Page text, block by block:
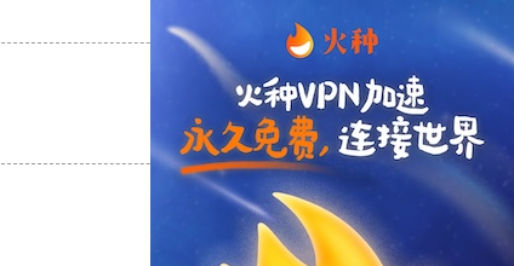
支持 [0] 反对[0]
支持[0] 反对